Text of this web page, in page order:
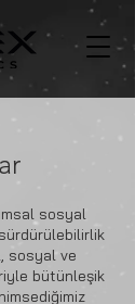
sosyal
sosyal ve
bütünleşik